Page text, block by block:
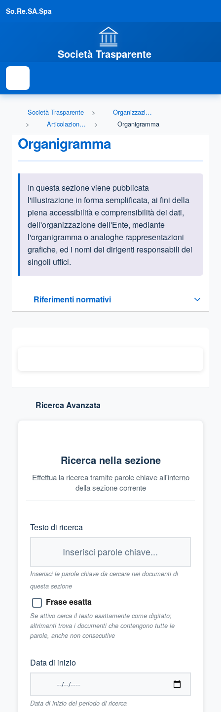
So.Re.SA.Spa
Società Trasparente
Società Trasparente
Organizzazione
Articolazione degli uffici
Organigramma
Organigramma
Informazioni introduttive
In questa sezione viene pubblicata
l'illustrazione in forma semplificata, ai fini della
piena accessibilità e comprensibilità dei dati,
dell'organizzazione dell'Ente, mediante
l'organigramma o analoghe rappresentazioni
grafiche, ed i nomi dei dirigenti responsabili dei
singoli uffici.
Riferimenti normativi
Sezione compressa
Ricerca Avanzata
Ricerca nella sezione
Effettua la ricerca tramite parole chiave all'interno
della sezione corrente
Testo di ricerca
Inserisci le parole chiave da cercare nei documenti di
questa sezione
Frase esatta
Se attivo cerca il testo esattamente come digitato;
altrimenti trova i documenti che contengono tutte le
parole, anche non consecutive
Data di inizio
Data di inizio del periodo di ricerca